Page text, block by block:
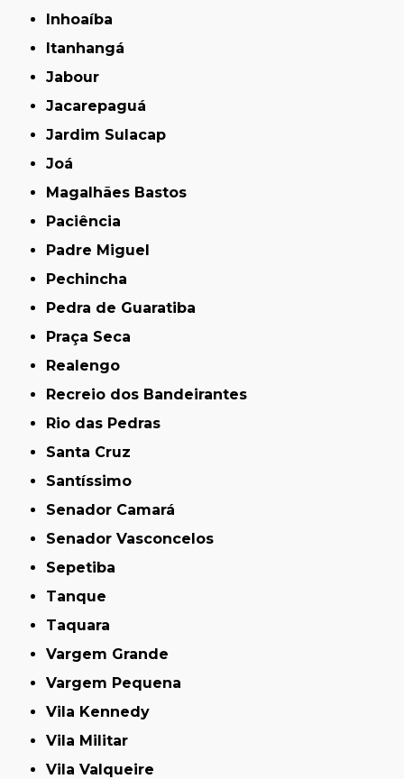
Inhoaíba
Itanhangá
Jabour
Jacarepaguá
Jardim Sulacap
Joá
Magalhães Bastos
Paciência
Padre Miguel
Pechincha
Pedra de Guaratiba
Praça Seca
Realengo
Recreio dos Bandeirantes
Rio das Pedras
Santa Cruz
Santíssimo
Senador Camará
Senador Vasconcelos
Sepetiba
Tanque
Taquara
Vargem Grande
Vargem Pequena
Vila Kennedy
Vila Militar
Vila Valqueire